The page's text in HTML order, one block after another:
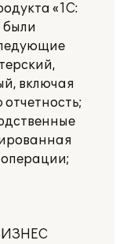
«1С:
были
включая
операции;